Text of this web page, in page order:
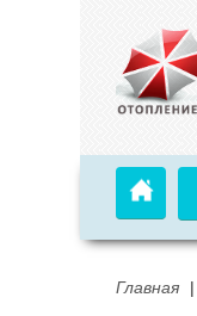
Главная |